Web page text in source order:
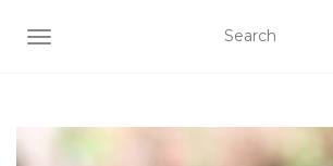
AFFICHER/MASQUER LA NAVIGATION